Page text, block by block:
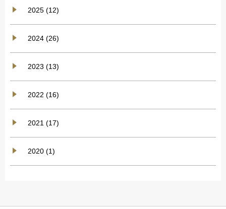
2025 (12)
2024 (26)
2023 (13)
2022 (16)
2021 (17)
2020 (1)